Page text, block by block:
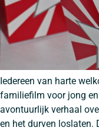
Iedereen van harte
familiefilm voor jong
avontuurlijk verhaal
en het durven loslaten.